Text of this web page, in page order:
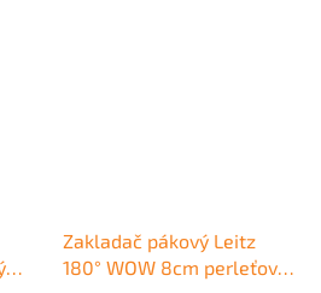
Zakladač pákový Leitz
180° WOW 8cm perleťovo